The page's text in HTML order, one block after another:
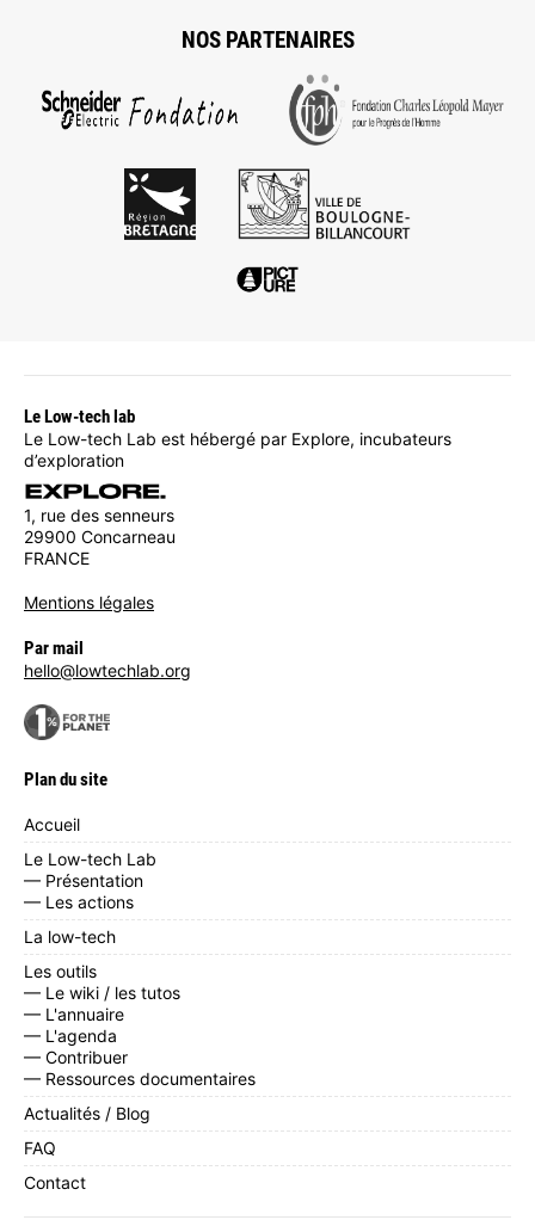
NOS PARTENAIRES
Le Low-tech lab
Le Low-tech Lab est hébergé par Explore, incubateurs
d’exploration
1, rue des senneurs
29900 Concarneau
FRANCE
Mentions légales
Par mail
hello@lowtechlab.org
Plan du site
Accueil
Le Low-tech Lab
— Présentation
— Les actions
La low-tech
Les outils
— Le wiki / les tutos
— L'annuaire
— L'agenda
— Contribuer
— Ressources documentaires
Actualités / Blog
FAQ
Contact